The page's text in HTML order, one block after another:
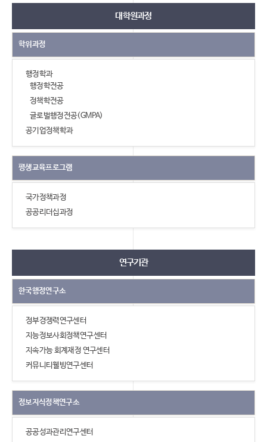
대학원과정
학위과정
행정학과
행정학전공
정책학전공
글로벌행정전공(GMPA)
공기업정책학과
평생교육프로그램
국가정책과정
공공리더십과정
연구기관
한국행정연구소
정부경쟁력연구센터
지능정보사회정책연구센터
지속가능 회계재정 연구센터
커뮤니티웰빙연구센터
정보지식정책연구소
공공성과관리연구센터